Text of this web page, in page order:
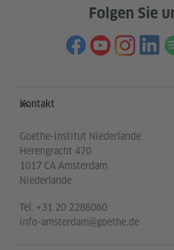
Folgen Sie
Service- und
Kontakt
Goethe-Institut Niederlande
Herengracht 470
1017 CA Amsterdam
Niederlande
Tel. +31 20 2286060
info-amsterdam@goethe.de